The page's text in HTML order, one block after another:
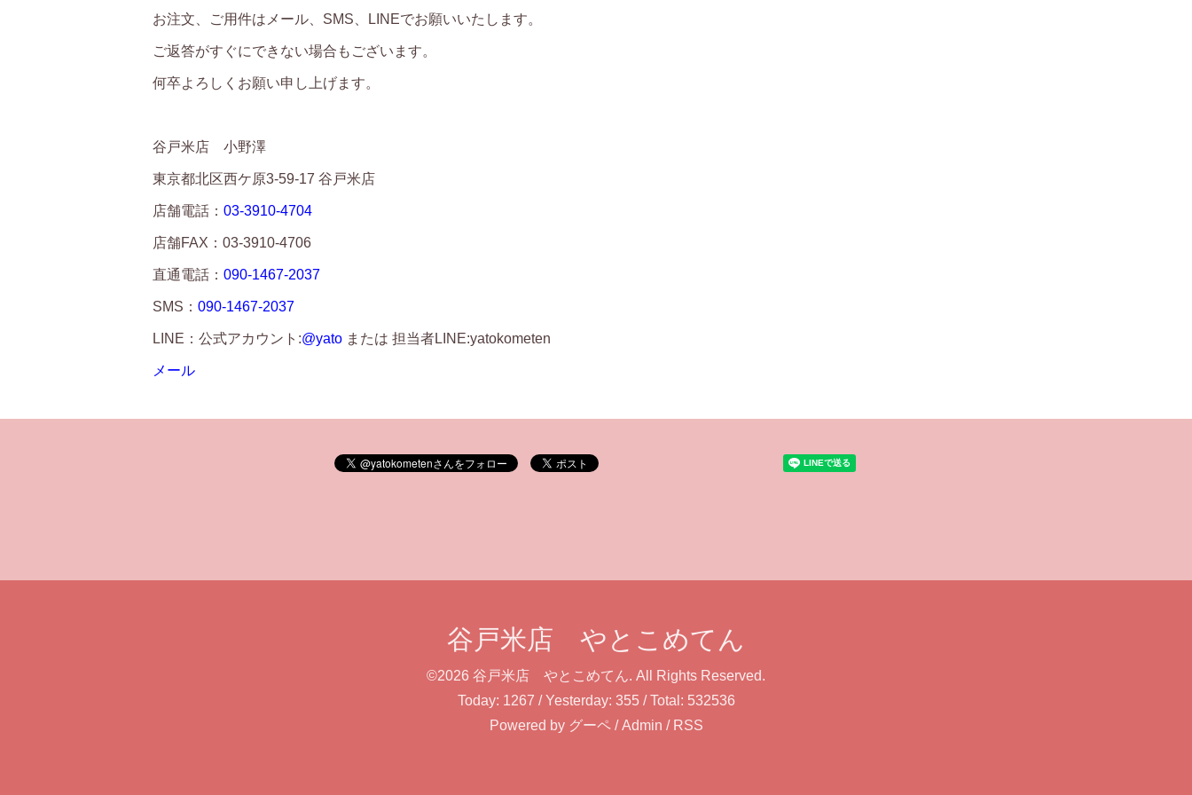
お注文、ご用件はメール、SMS、LINEでお願いいたします。
ご返答がすぐにできない場合もございます。
何卒よろしくお願い申し上げます。
谷戸米店 小野澤
東京都北区西ケ原3-59-17 谷戸米店
店舗電話： 03-3910-4704
店舗FAX：03-3910-4706
直通電話： 090-1467-2037
SMS： 090-1467-2037
LINE：公式アカウント:@yato または 担当者LINE:yatokometen
メール
谷戸米店 やとこめてん
©2026 谷戸米店 やとこめてん. All Rights Reserved.
Today: 1267 / Yesterday: 355/ Total: 532536
Powered by グーペ/Admin / RSS